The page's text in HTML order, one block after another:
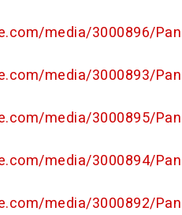
media/3000896/
media/3000893/
media/3000895/
media/3000894/
media/3000892/